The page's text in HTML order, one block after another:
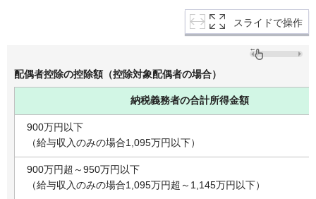
スライドで操作
配偶者控除の控除額（控除対象配偶者の場合）
納税義務者の合計所得金額
900万円以下
（給与収入のみの場合1,095万円以下）
900万円超～950万円以下
（給与収入のみの場合1,095万円超～1,145万円以下）